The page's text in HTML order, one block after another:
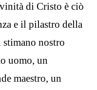
di Cristo è ciò
e il pilastro della
nostro
uomo, un
maestro, un